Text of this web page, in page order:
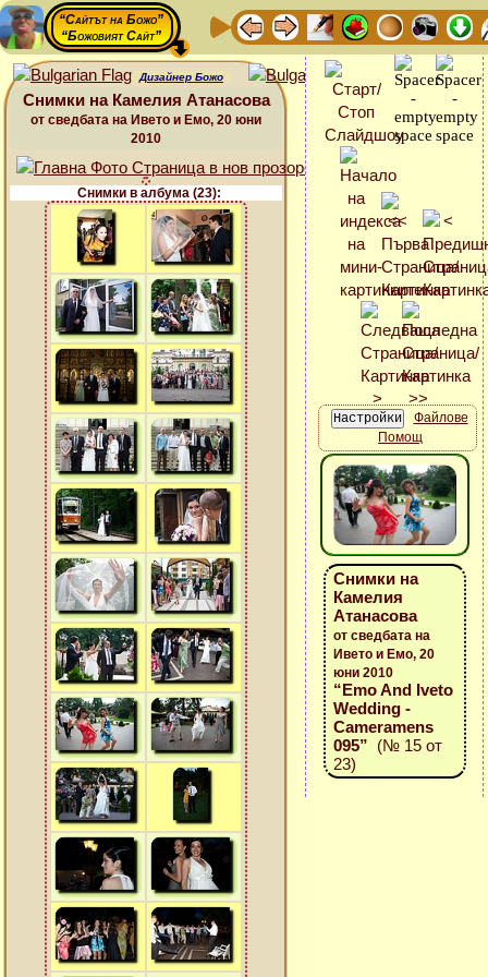
“Сайтът на Божо”
“Божовият Сайт”
Дизайнер Божо
Снимки на Камелия Атанасова
от сведбата на Ивето и Емо, 20 юни
2010
Снимки в албума (23):
Файлове
Помощ
Снимки на
Камелия
Атанасова
от сведбата на
Ивето и Емо, 20
юни 2010
“Emo And Iveto
Wedding -
Cameramens
095” (№ 15 от
23)